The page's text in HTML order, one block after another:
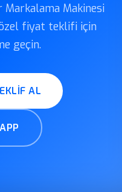
Makinesi
fiyat teklifi için
geçin.
AL